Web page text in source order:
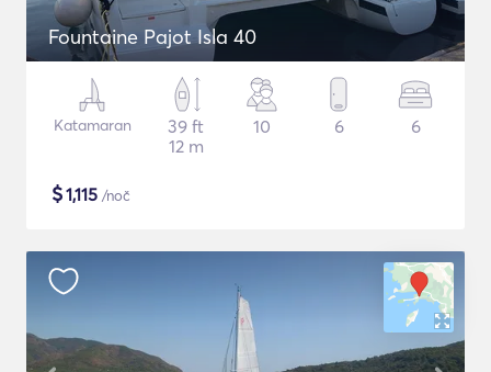
Fountaine Pajot Isla 40
Katamaran
39 ft
12 m
10 6 6
$1,115 /noč